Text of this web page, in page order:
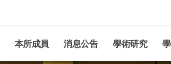
本所成員 消息公告 學術研究